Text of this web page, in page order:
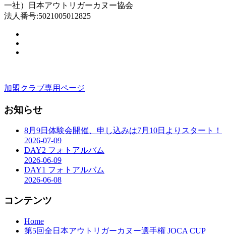
一社）日本アウトリガーカヌー協会
法人番号:5021005012825
加盟クラブ専用ページ
お知らせ
8月9日体験会開催、申し込みは7月10日よりスタート！
2026-07-09
DAY2 フォトアルバム
2026-06-09
DAY1 フォトアルバム
2026-06-08
コンテンツ
Home
第5回全日本アウトリガーカヌー選手権 JOCA CUP